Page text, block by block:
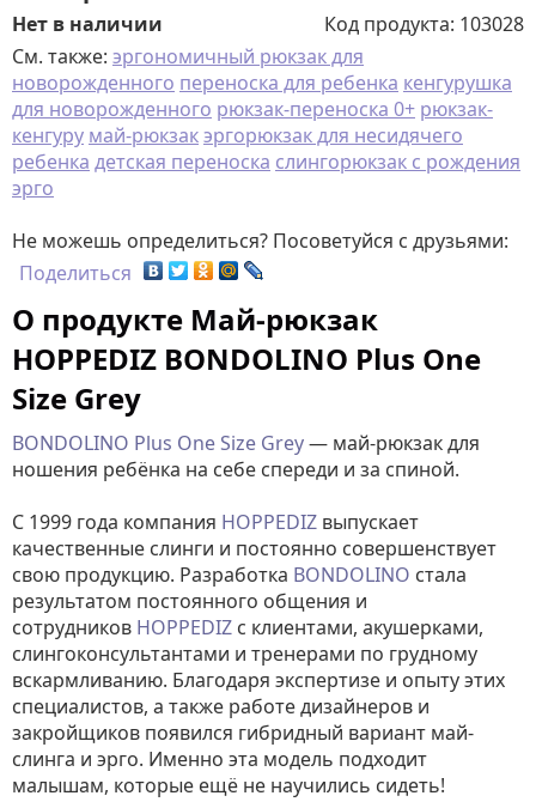
Нет в наличии Код продукта: 103028
См. также: эргономичный рюкзак для
новорожденного переноска для ребенка кенгурушка
для новорожденного рюкзак-переноска 0+ рюкзак-
кенгуру май-рюкзакэргорюкзак для несидячего
ребенка детская переноска слингорюкзак с рождения
эрго
Не можешь определиться? Посоветуйся с друзьями:
Поделиться
О продукте Май-рюкзак
HOPPEDIZ BONDOLINO Plus One
Size Grey
BONDOLINO Plus One Size Grey— май-рюкзак для
ношения ребёнка на себе спереди и за спиной.
С 1999 года компания HOPPEDIZ выпускает
качественные слинги и постоянно совершенствует
свою продукцию. Разработка BONDOLINO стала
результатом постоянного общения и
сотрудников HOPPEDIZ с клиентами, акушерками,
слингоконсультантами и тренерами по грудному
вскармливанию. Благодаря экспертизе и опыту этих
специалистов, а также работе дизайнеров и
закройщиков появился гибридный вариант май-
слинга и эрго. Именно эта модель подходит
малышам, которые ещё не научились сидеть!